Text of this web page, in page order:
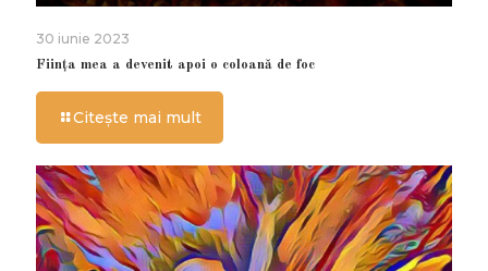
30 iunie 2023
Ființa mea a devenit apoi o coloană de foc
Citește mai mult